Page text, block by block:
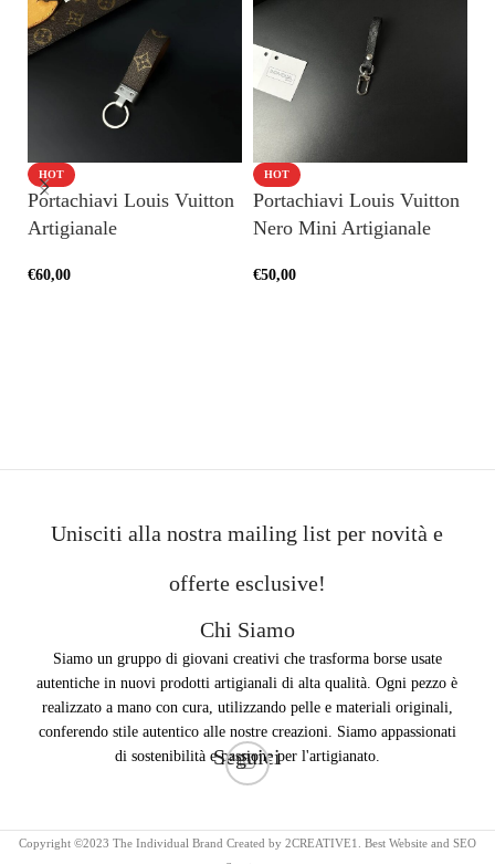
HOT
Portachiavi Louis Vuitton
Artigianale
€60,00
HOT
Portachiavi Louis Vuitton
Nero Mini Artigianale
€50,00
Unisciti alla nostra mailing list per novità e
offerte esclusive!
Chi Siamo
Siamo un gruppo di giovani creativi che trasforma borse usate
autentiche in nuovi prodotti artigianali di alta qualità. Ogni pezzo è
realizzato a mano con cura, utilizzando pelle e materiali originali,
conferendo stile autentico alle nostre creazioni. Siamo appassionati
di sostenibilità e passione per l'artigianato.
Seguici
Copyright ©2023 The Individual Brand Created by 2CREATIVE1. Best Website and SEO